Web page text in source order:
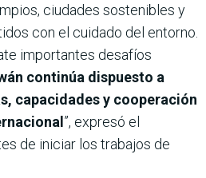
ciudades sostenibles y
con el cuidado del entorno.
importantes desafíos
continúa dispuesto a
capacidades y cooperación
”, expresó el
de iniciar los trabajos de